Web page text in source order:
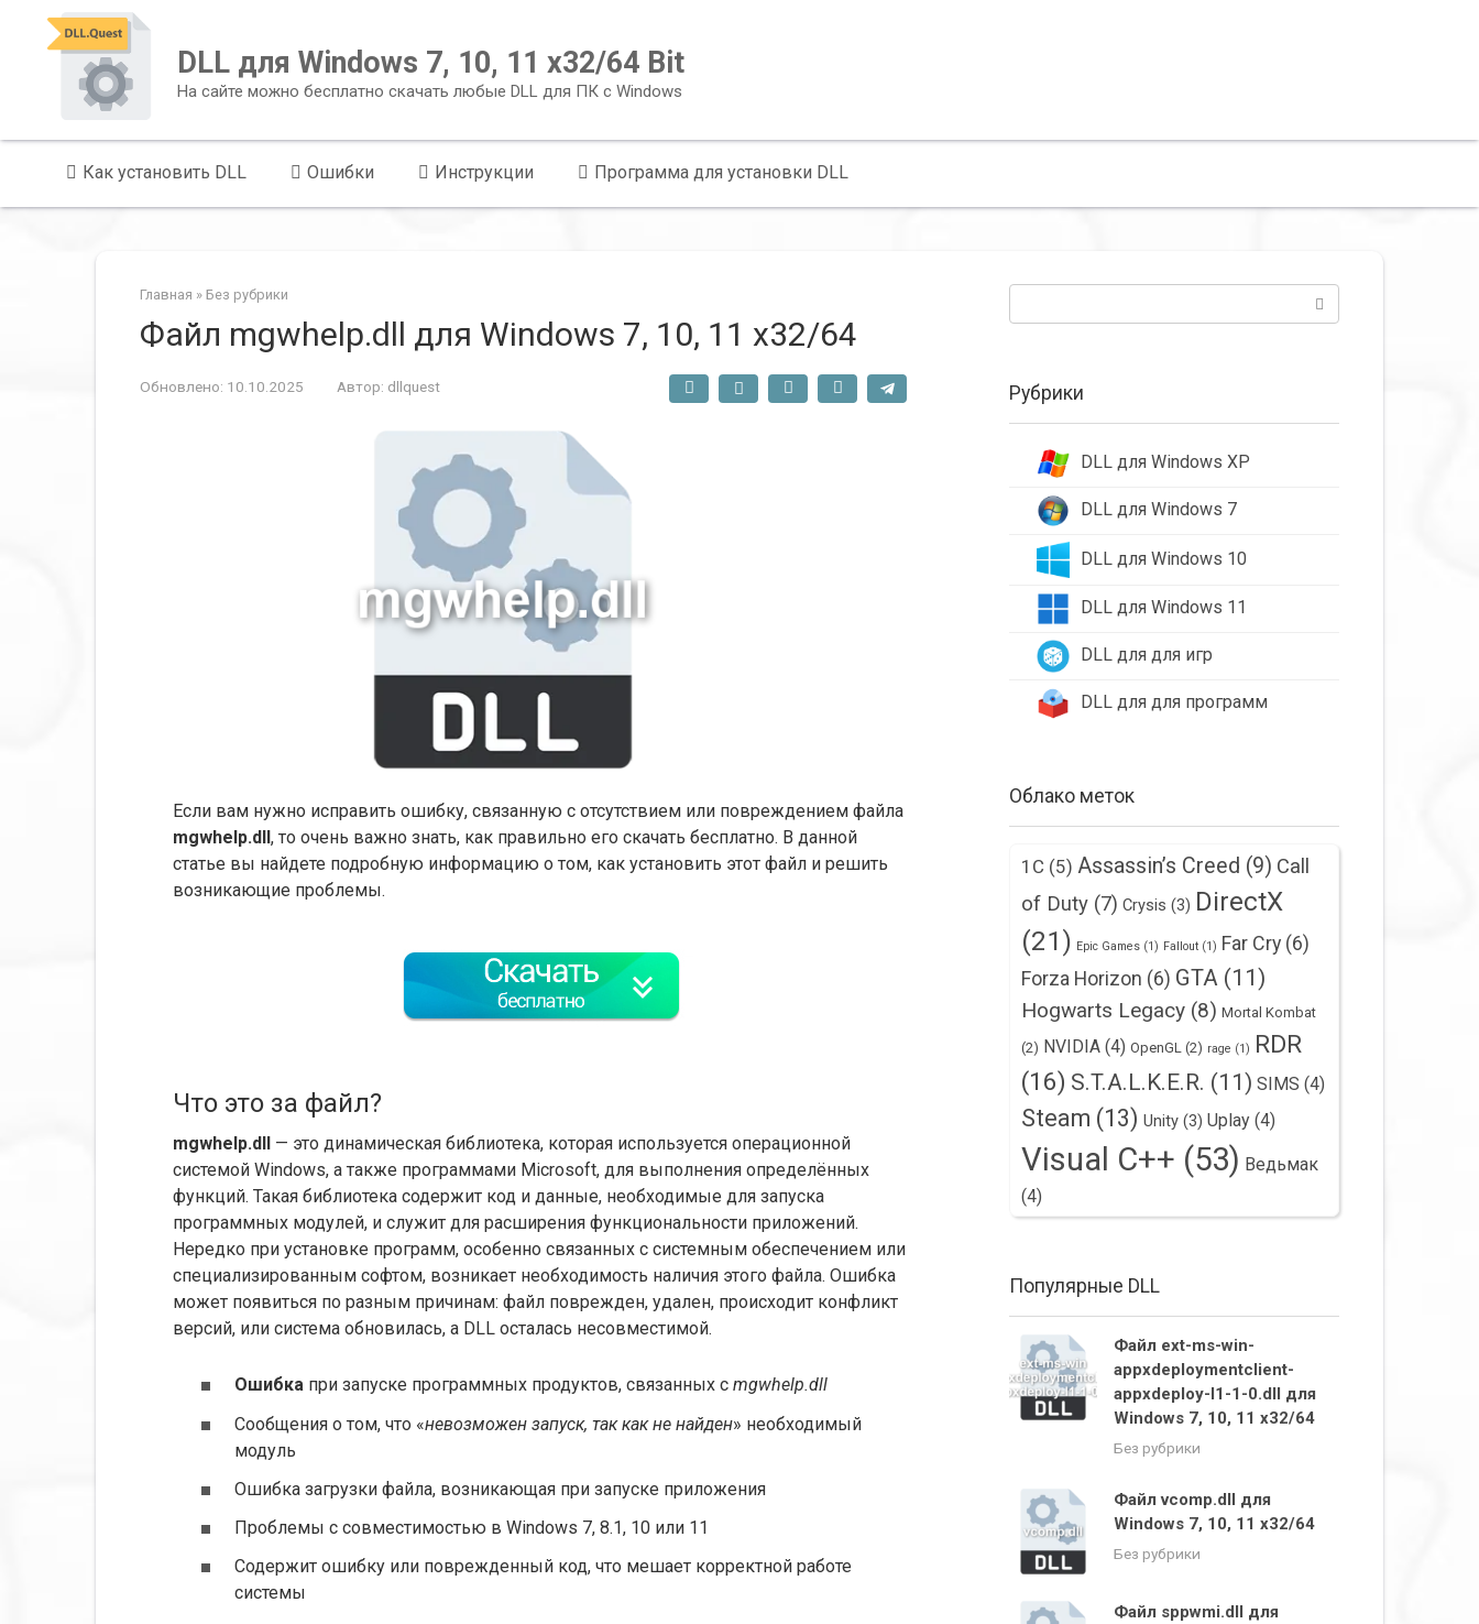
Перейти
DLL для Windows 7, 10, 11 x32/64 Bit
На сайте можно бесплатно скачать любые DLL для ПК с Windows
Как установить DLL Ошибки Инструкции Программа для установки DLL
Главная » Без рубрики
Файл mgwhelp.dll для Windows 7, 10, 11 x32/64
Обновлено: 10.10.2025 Автор: dllquest
Если вам нужно исправить ошибку, связанную с отсутствием или повреждением файла
mgwhelp.dll, то очень важно знать, как правильно его скачать бесплатно. В данной
статье вы найдете подробную информацию о том, как установить этот файл и решить
возникающие проблемы.
Что это за файл?
mgwhelp.dll — это динамическая библиотека, которая используется операционной
системой Windows, а также программами Microsoft, для выполнения определённых
функций. Такая библиотека содержит код и данные, необходимые для запуска
программных модулей, и служит для расширения функциональности приложений.
Нередко при установке программ, особенно связанных с системным обеспечением или
специализированным софтом, возникает необходимость наличия этого файла. Ошибка
может появиться по разным причинам: файл поврежден, удален, происходит конфликт
версий, или система обновилась, а DLL осталась несовместимой.
Ошибка при запуске программных продуктов, связанных с mgwhelp.dll
Сообщения о том, что «невозможен запуск, так как не найден» необходимый
модуль
Ошибка загрузки файла, возникающая при запуске приложения
Проблемы с совместимостью в Windows 7, 8.1, 10 или 11
Содержит ошибку или поврежденный код, что мешает корректной работе
системы
Рубрики
DLL для Windows XP
DLL для Windows 7
DLL для Windows 10
DLL для Windows 11
DLL для для игр
DLL для для программ
Облако меток
1С (5) Assassin’s Creed (9) Call
of Duty (7) Crysis (3) DirectX
(21) Epic Games (1) Fallout (1) Far Cry (6)
Forza Horizon (6) GTA (11)
Hogwarts Legacy (8) Mortal Kombat
(2) NVIDIA (4) OpenGL (2) rage (1) RDR
(16) S.T.A.L.K.E.R. (11) SIMS (4)
Steam (13) Unity (3) Uplay (4)
Visual C++ (53) Ведьмак
(4)
Популярные DLL
Файл ext-ms-win-
appxdeploymentclient-
appxdeploy-l1-1-0.dll для
Windows 7, 10, 11 x32/64
Без рубрики
Файл vcomp.dll для
Windows 7, 10, 11 x32/64
Без рубрики
Файл sppwmi.dll для